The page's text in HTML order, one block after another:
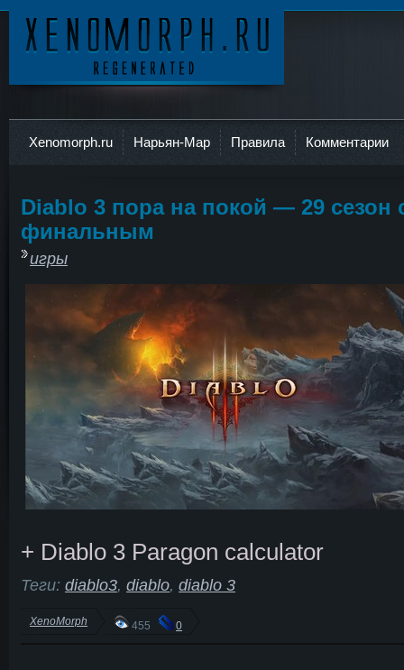
Xenomorph.ru Нарьян-Мар Правила Комментарии
Diablo 3 пора на покой — 29 сезон
финальным
игры
+ Diablo 3 Paragon calculator
Теги: diablo3, diablo, diablo 3
XenoMorph 455 0